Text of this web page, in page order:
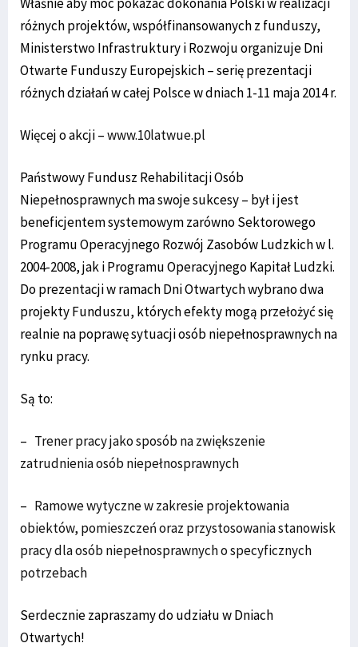
różnych projektów, współfinansowanych z funduszy,
Ministerstwo Infrastruktury i Rozwoju organizuje Dni
Otwarte Funduszy Europejskich – serię prezentacji
różnych działań w całej Polsce w dniach 1-11 maja 2014 r.
Więcej o akcji –www.10latwue.pl
Państwowy Fundusz Rehabilitacji Osób
Niepełnosprawnych ma swoje sukcesy – był i jest
beneficjentem systemowym zarówno Sektorowego
Programu Operacyjnego Rozwój Zasobów Ludzkich w l.
2004-2008, jak i Programu Operacyjnego Kapitał Ludzki.
Do prezentacji w ramach Dni Otwartych wybrano dwa
projekty Funduszu, których efekty mogą przełożyć się
realnie na poprawę sytuacji osób niepełnosprawnych na
rynku pracy.
Są to:
– Trener pracy jako sposób na zwiększenie
zatrudnienia osób niepełnosprawnych
– Ramowe wytyczne w zakresie projektowania
obiektów, pomieszczeń oraz przystosowania stanowisk
pracy dla osób niepełnosprawnych o specyficznych
potrzebach
Serdecznie zapraszamy do udziału w Dniach
Otwartych!